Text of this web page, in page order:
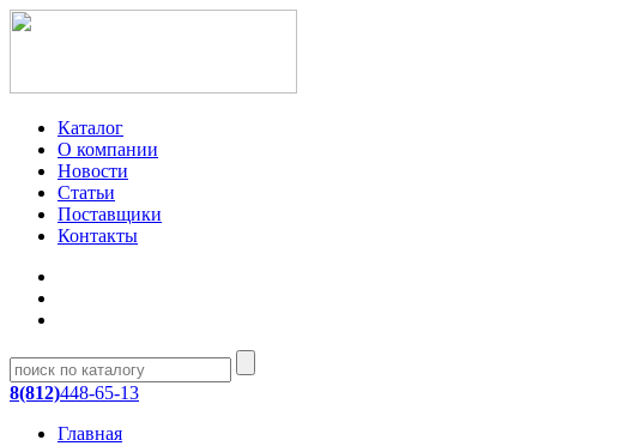
Каталог
О компании
Новости
Статьи
Поставщики
Контакты
8(812)448-65-13
Главная